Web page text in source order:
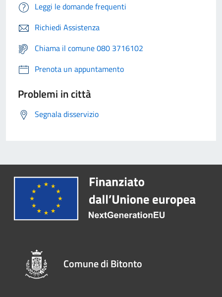
Leggi le domande frequenti
Richiedi Assistenza
Chiama il comune 080 3716102
Prenota un appuntamento
Problemi in città
Segnala disservizio
Comune di Bitonto